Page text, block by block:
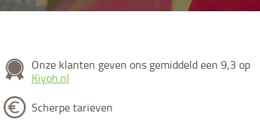
Onze klanten geven ons gemiddeld een 9,3 op
Kiyoh.nl
Scherpe tarieven